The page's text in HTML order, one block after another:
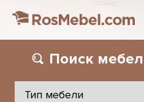
Поиск